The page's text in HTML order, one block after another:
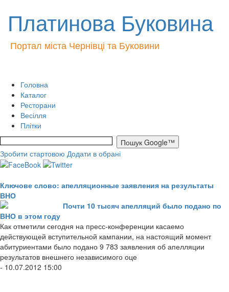
Платинова Буковина
Портал міста Чернівці та Буковини
Головна
Каталог
Ресторани
Весілля
Плітки
Зробити стартовою Додати в обрані
Ключове слово: апелляционные заявления на результаты
ВНО
Почти 10 тысяч апелляций было подано по
ВНО в этом году
Как отметили сегодня на пресс-конференции касаемо
действующей вступительной кампании, на настоящий момент
абитуриентами было подано 9 783 заявления об апелляции
результатов внешнего независимого оце
- 10.07.2012 15:00